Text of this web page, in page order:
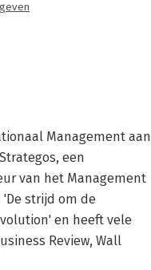
Management aan
een
van het Management
'De strijd om de
en heeft vele
Review, Wall